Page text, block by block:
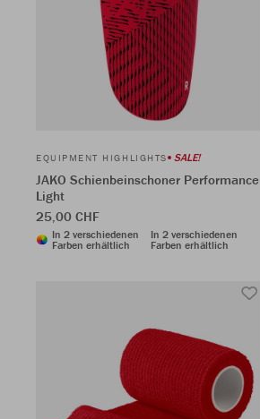
EQUIPMENT HIGHLIGHTS SALE!
JAKO Schienbeinschoner Performance
Light
25,00 CHF
In 2 verschiedenen
Farben erhältlich
In 2 verschiedenen
Farben erhältlich